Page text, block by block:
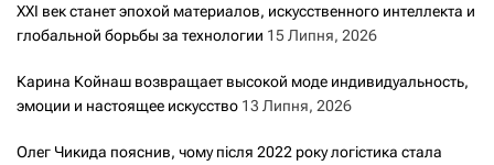
XXI век станет эпохой материалов, искусственного интеллекта и
глобальной борьбы за технологии 15 Липня, 2026
Карина Койнаш возвращает высокой моде индивидуальность,
эмоции и настоящее искусство 13 Липня, 2026
Олег Чикида пояснив, чому після 2022 року логістика стала